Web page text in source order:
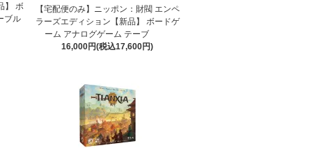
】 ボ
ブル
【宅配便のみ】ニッポン：財閥 エンペ
ラーズエディション【新品】 ボードゲ
ーム アナログゲーム テーブ
16,000円(税込17,600円)